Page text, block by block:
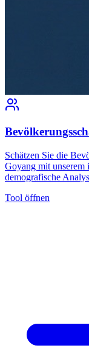
Schätzen Sie die
Goyang mit
demografische
Tool öffnen